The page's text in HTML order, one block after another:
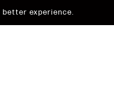
experience.